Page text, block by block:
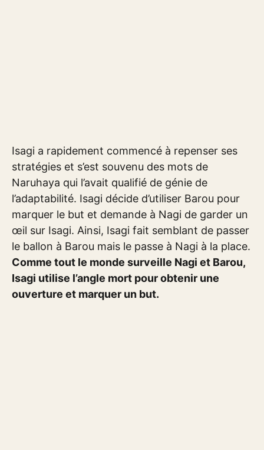
Isagi a rapidement commencé à repenser ses
stratégies et s’est souvenu des mots de
Naruhaya qui l’avait qualifié de génie de
l’adaptabilité. Isagi décide d’utiliser Barou pour
marquer le but et demande à Nagi de garder un
œil sur Isagi. Ainsi, Isagi fait semblant de passer
le ballon à Barou mais le passe à Nagi à la place.
Comme tout le monde surveille Nagi et Barou,
Isagi utilise l’angle mort pour obtenir une
ouverture et marquer un but.